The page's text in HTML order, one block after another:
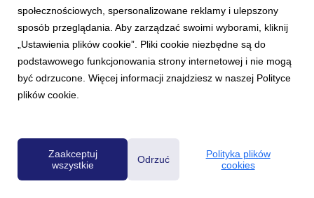
228 KB
społecznościowych, spersonalizowane reklamy i ulepszony
sposób przeglądania. Aby zarządzać swoimi wyborami, kliknij
„Ustawienia plików cookie”. Pliki cookie niezbędne są do
podstawowego funkcjonowania strony internetowej i nie mogą
być odrzucone. Więcej informacji znajdziesz w naszej Polityce
plików cookie.
Zaakceptuj
wszystkie
Odrzuć
Polityka plików
cookies